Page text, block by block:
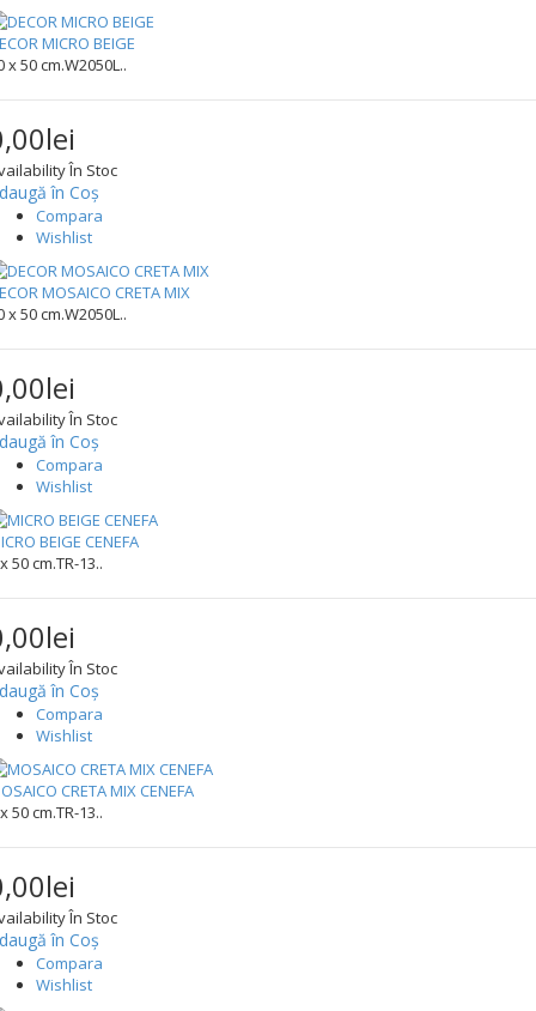
MICRO BEIGE
x 50 cm.W2050L..
În Stoc
în Coş
Compara
Wishlist
MOSAICO CRETA MIX
x 50 cm.W2050L..
În Stoc
în Coş
Compara
Wishlist
BEIGE CENEFA
50 cm.TR-13..
În Stoc
în Coş
Compara
Wishlist
CRETA MIX CENEFA
50 cm.TR-13..
În Stoc
în Coş
Compara
Wishlist